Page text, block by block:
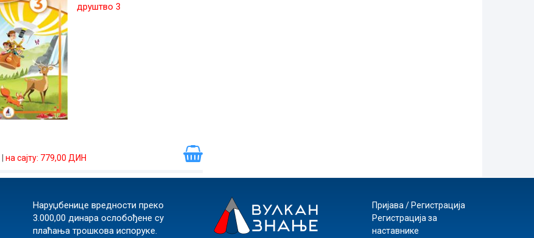
друштво 3
на сајту: 779,00 ДИН
Наруџбенице вредности преко
3.000,00 динара ослобођене су
плаћања трошкова испоруке.
Пријава / Регистрација
Регистрација за
наставнике